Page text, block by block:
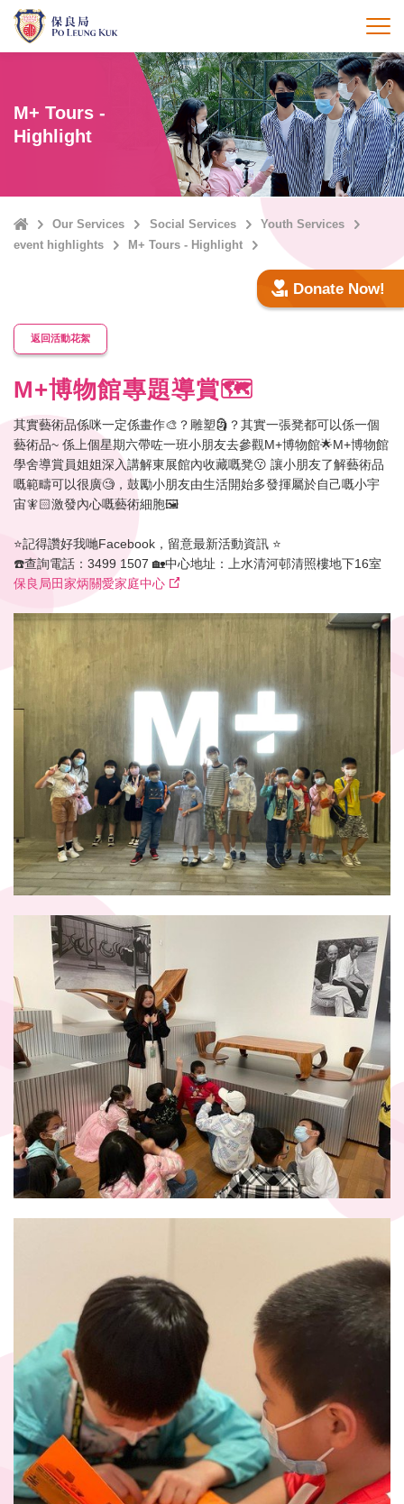
Skip
main
打
M+ Tours -
Highlight
HomeOur Services Social Services
Youth Services
event highlights
M+ Tours - Highlight
Donate Now!
返回活動花絮
M+博物館專題導賞🗺️
其實藝術品係咪一定係畫作🎨？雕塑🗿？其實一張凳都可以係一個
藝術品~ 係上個星期六帶咗一班小朋友去參觀M+博物館🌟M+博物館
學舍導賞員姐姐深入講解東展館內收藏嘅凳😗 讓小朋友了解藝術品
嘅範疇可以很廣🧐，鼓勵小朋友由生活開始多發揮屬於自己嘅小宇
宙🧚🏻激發內心嘅藝術細胞🖼️
⭐️記得讚好我哋Facebook，留意最新活動資訊 ⭐️
☎️查詢電話：3499 1507 🏡中心地址：上水清河邨清照樓地下16室
保良局田家炳關愛家庭中心